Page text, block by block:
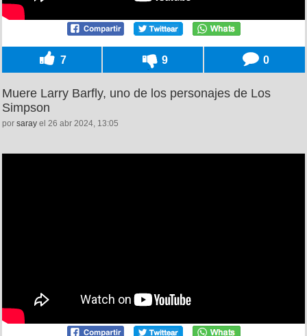
7 9 0
Muere Larry Barfly, uno de los personajes de Los
Simpson
por saray el 26 abr 2024, 13:05